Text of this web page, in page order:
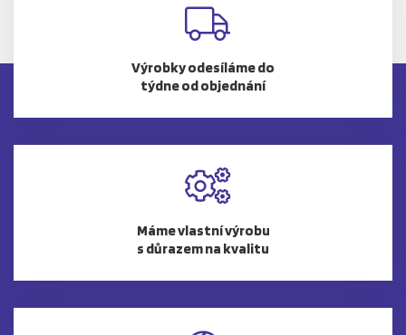
Výrobky odesíláme do
týdne od objednání
Máme vlastní výrobu
s důrazem na kvalitu